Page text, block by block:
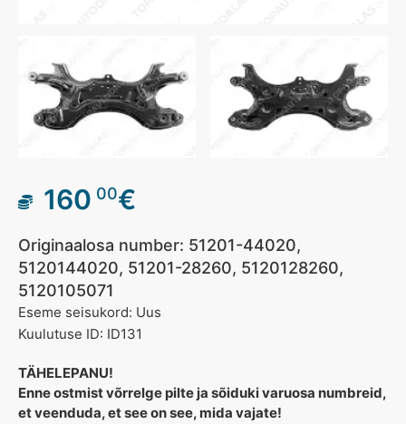
160 00€
Originaalosa number: 51201-44020,
5120144020, 51201-28260, 5120128260,
5120105071
Eseme seisukord: Uus
Kuulutuse ID: ID131
TÄHELEPANU!
Enne ostmist võrrelge pilte ja sõiduki varuosa numbreid,
et veenduda, et see on see, mida vajate!